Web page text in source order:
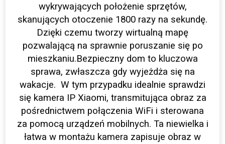
wykrywających położenie sprzętów,
skanujących otoczenie 1800 razy na sekundę.
Dzięki czemu tworzy wirtualną mapę
pozwalającą na sprawnie poruszanie się po
mieszkaniu.Bezpieczny dom to kluczowa
sprawa, zwłaszcza gdy wyjeżdża się na
wakacje. W tym przypadku idealnie sprawdzi
się kamera IP Xiaomi, transmitująca obraz za
pośrednictwem połączenia WiFi i sterowana
za pomocą urządzeń mobilnych. Ta niewielka i
łatwa w montażu kamera zapisuje obraz w